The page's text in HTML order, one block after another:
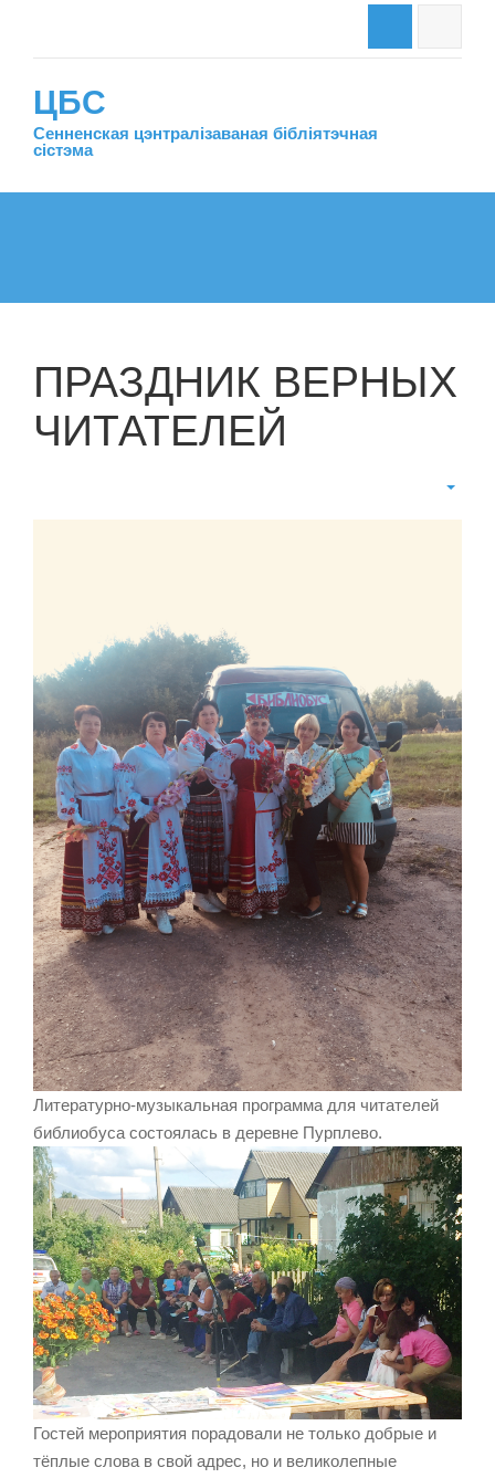
ЦБС
Сенненская цэнтралiзаваная бiблiятэчная
сiстэма
ПРАЗДНИК ВЕРНЫХ
ЧИТАТЕЛЕЙ
Литературно-музыкальная программа для читателей
библиобуса состоялась в деревне Пурплево.
Гостей мероприятия порадовали не только добрые и
тёплые слова в свой адрес, но и великолепные